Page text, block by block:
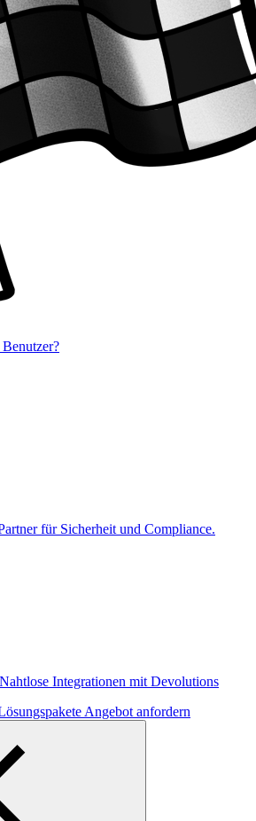
für Sicherheit und Compliance.
Integrationen mit Devolutions
Angebot anfordern